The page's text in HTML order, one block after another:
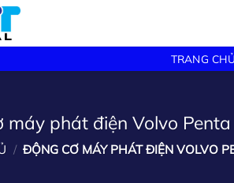
TRANG CHỦ
máy phát điện Volvo Penta
/ ĐỘNG CƠ MÁY PHÁT ĐIỆN VOLVO